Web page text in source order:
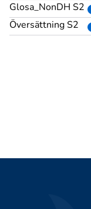
Glosa_NonDH S2
Översättning S2